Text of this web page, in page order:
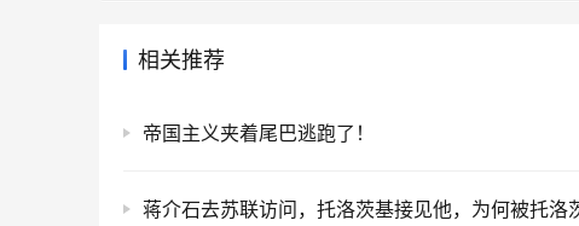
相关推荐
帝国主义夹着尾巴逃跑了！